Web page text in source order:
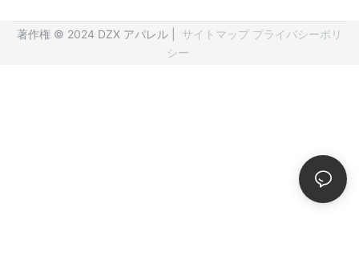
著作権 © 2024 DZX アパレル | サイトマップ プライバシーポリ
シー